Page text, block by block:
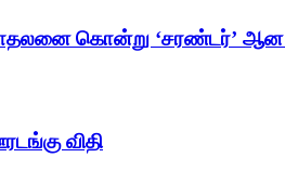
கொன்று ‘சரண்டர்’
விதி